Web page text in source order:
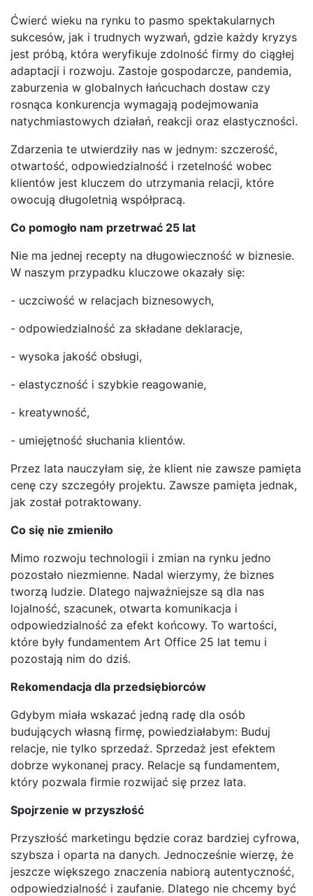
Ćwierć wieku na rynku to pasmo spektakularnych
sukcesów, jak i trudnych wyzwań, gdzie każdy kryzys
jest próbą, która weryfikuje zdolność firmy do ciągłej
adaptacji i rozwoju. Zastoje gospodarcze, pandemia,
zaburzenia w globalnych łańcuchach dostaw czy
rosnąca konkurencja wymagają podejmowania
natychmiastowych działań, reakcji oraz elastyczności.
Zdarzenia te utwierdziły nas w jednym: szczerość,
otwartość, odpowiedzialność i rzetelność wobec
klientów jest kluczem do utrzymania relacji, które
owocują długoletnią współpracą.
Co pomogło nam przetrwać 25 lat
Nie ma jednej recepty na długowieczność w biznesie.
W naszym przypadku kluczowe okazały się:
- uczciwość w relacjach biznesowych,
- odpowiedzialność za składane deklaracje,
- wysoka jakość obsługi,
- elastyczność i szybkie reagowanie,
- kreatywność,
- umiejętność słuchania klientów.
Przez lata nauczyłam się, że klient nie zawsze pamięta
cenę czy szczegóły projektu. Zawsze pamięta jednak,
jak został potraktowany.
Co się nie zmieniło
Mimo rozwoju technologii i zmian na rynku jedno
pozostało niezmienne. Nadal wierzymy, że biznes
tworzą ludzie. Dlatego najważniejsze są dla nas
lojalność, szacunek, otwarta komunikacja i
odpowiedzialność za efekt końcowy. To wartości,
które były fundamentem Art Office 25 lat temu i
pozostają nim do dziś.
Rekomendacja dla przedsiębiorców
Gdybym miała wskazać jedną radę dla osób
budujących własną firmę, powiedziałabym: Buduj
relacje, nie tylko sprzedaż. Sprzedaż jest efektem
dobrze wykonanej pracy. Relacje są fundamentem,
który pozwala firmie rozwijać się przez lata.
Spojrzenie w przyszłość
Przyszłość marketingu będzie coraz bardziej cyfrowa,
szybsza i oparta na danych. Jednocześnie wierzę, że
jeszcze większego znaczenia nabiorą autentyczność,
odpowiedzialność i zaufanie. Dlatego nie chcemy być